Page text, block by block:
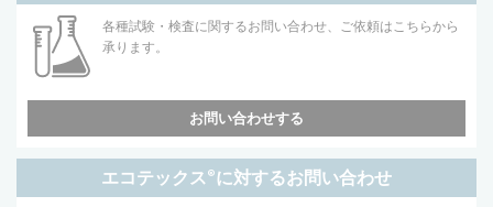
各種試験・検査に関するお問い合わせ、ご依頼はこちらから
承ります。
お問い合わせする
エコテックス®に対するお問い合わせ